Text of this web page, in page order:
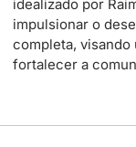
idealizado por
impulsionar o
completa,
fortalecer a